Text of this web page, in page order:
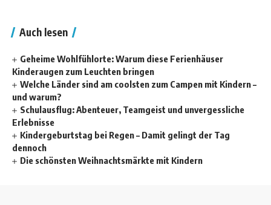
Auch lesen
Geheime Wohlfühlorte: Warum diese Ferienhäuser
Kinderaugen zum Leuchten bringen
Welche Länder sind am coolsten zum Campen mit Kindern –
und warum?
Schulausflug: Abenteuer, Teamgeist und unvergessliche
Erlebnisse
Kindergeburtstag bei Regen – Damit gelingt der Tag
dennoch
Die schönsten Weihnachtsmärkte mit Kindern